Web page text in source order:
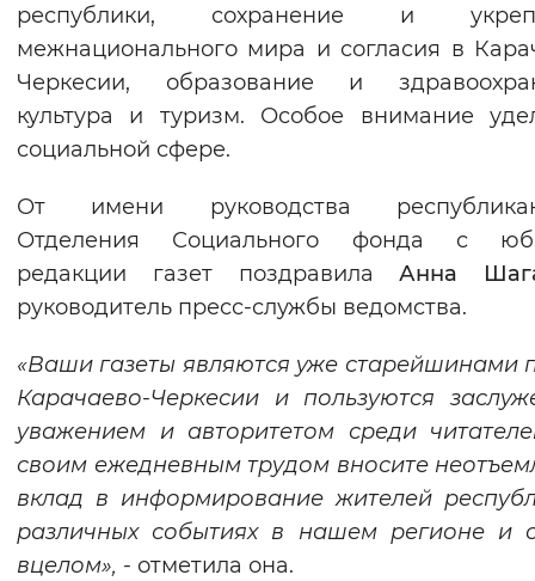
республики, сохранение и
межнационального мира и согласия в
Черкесии, образование и
культура и туризм. Особое внимание
социальной сфере.
От имени руководства
Отделения Социального фонда с
редакции газет поздравилаАнна
руководитель пресс-службы ведомства.
«Ваши газеты являются уже старейшинами
Карачаево-Черкесии и пользуются
уважением и авторитетом среди
своим ежедневным трудом вносите
вклад в информирование жителей
различных событиях в нашем регионе и
вцелом», - отметила она.